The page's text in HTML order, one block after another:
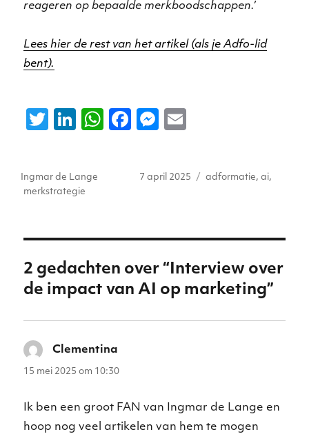
reageren op bepaalde merkboodschappen.’
Lees hier de rest van het artikel (als je Adfo-lid
bent).
T
te
Li
e
W F
e
k
M
e
l
Auteur
Ingmar de Lange
Geplaatst
7 april 2025 Tags
adformatie,ai,
merkstrategie
2 gedachten over “Interview over
de impact van AI op marketing”
Clementina
15 mei 2025 om 10:30
Ik ben een groot FAN van Ingmar de Lange en
hoop nog veel artikelen van hem te mogen